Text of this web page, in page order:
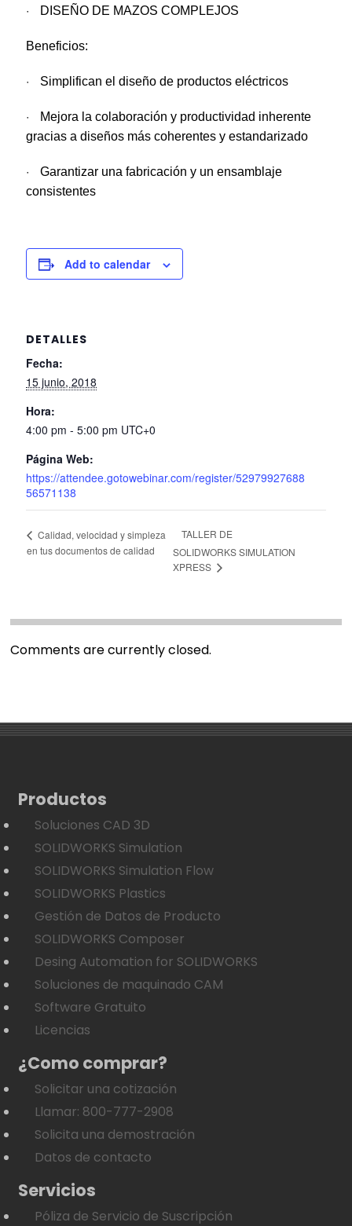
· DISEÑO DE MAZOS COMPLEJOS
Beneficios:
· Simplifican el diseño de productos eléctricos
·
Mejora la colaboración y productividad inherente
gracias a diseños más coherentes y estandarizado
·
Garantizar una fabricación y un ensamblaje
consistentes
Add to calendar
DETALLES
Fecha:
15 junio, 2018
Hora:
4:00 pm - 5:00 pm UTC+0
Página Web:
https://attendee.gotowebinar.com/register/52979927688
56571138
Calidad, velocidad y simpleza
en tus documentos de calidad
TALLER DE
SOLIDWORKS SIMULATION
XPRESS
Comments are currently closed.
Productos
Soluciones CAD 3D
SOLIDWORKS Simulation
SOLIDWORKS Simulation Flow
SOLIDWORKS Plastics
Gestión de Datos de Producto
SOLIDWORKS Composer
Desing Automation for SOLIDWORKS
Soluciones de maquinado CAM
Software Gratuito
Licencias
¿Como comprar?
Solicitar una cotización
Llamar: 800-777-2908
Solicita una demostración
Datos de contacto
Servicios
Póliza de Servicio de Suscripción